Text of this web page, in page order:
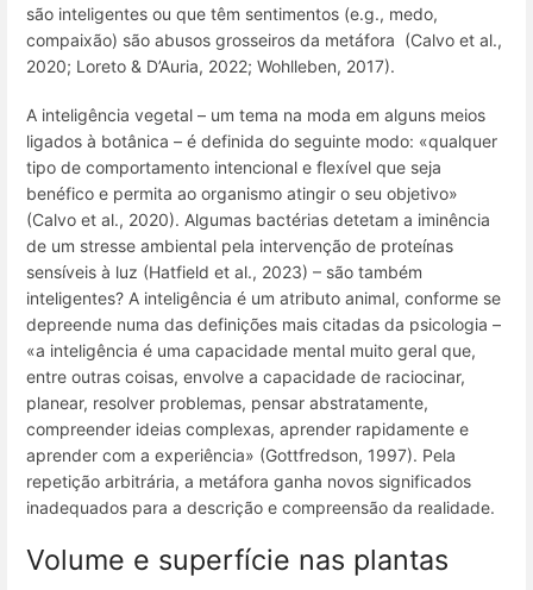
são inteligentes ou que têm sentimentos (e.g., medo,
compaixão) são abusos grosseiros da metáfora (Calvo et al.,
2020; Loreto & D’Auria, 2022; Wohlleben, 2017).
A inteligência vegetal – um tema na moda em alguns meios
ligados à botânica – é definida do seguinte modo: «qualquer
tipo de comportamento intencional e flexível que seja
benéfico e permita ao organismo atingir o seu objetivo»
(Calvo et al., 2020). Algumas bactérias detetam a iminência
de um stresse ambiental pela intervenção de proteínas
sensíveis à luz (Hatfield et al., 2023) – são também
inteligentes? A inteligência é um atributo animal, conforme se
depreende numa das definições mais citadas da psicologia –
«a inteligência é uma capacidade mental muito geral que,
entre outras coisas, envolve a capacidade de raciocinar,
planear, resolver problemas, pensar abstratamente,
compreender ideias complexas, aprender rapidamente e
aprender com a experiência» (Gottfredson, 1997). Pela
repetição arbitrária, a metáfora ganha novos significados
inadequados para a descrição e compreensão da realidade.
Volume e superfície nas plantas